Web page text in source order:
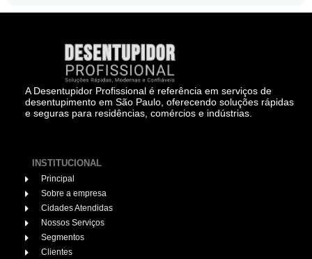
A Desentupidor Profissional é referência em serviços de
desentupimento em São Paulo, oferecendo soluções rápidas
e seguras para residências, comércios e indústrias.
INSTITUCIONAL
Principal
Sobre a empresa
Cidades Atendidas
Nossos Serviços
Segmentos
Clientes